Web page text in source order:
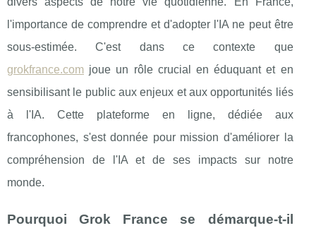
l'importance de comprendre et d'adopter l'IA ne peut être
sous-estimée. C'est dans ce contexte que
grokfrance.com joue un rôle crucial en éduquant et en
sensibilisant le public aux enjeux et aux opportunités liés
à l'IA. Cette plateforme en ligne, dédiée aux
francophones, s'est donnée pour mission d'améliorer la
compréhension de l'IA et de ses impacts sur notre
monde.
Pourquoi Grok France se démarque-t-il